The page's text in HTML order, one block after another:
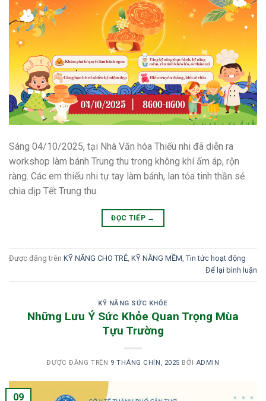
Sáng 04/10/2025, tại Nhà Văn hóa Thiếu nhi đã diễn ra
workshop làm bánh Trung thu trong không khí ấm áp, rộn
ràng. Các em thiếu nhi tự tay làm bánh, lan tỏa tinh thần sẻ
chia dịp Tết Trung thu.
ĐỌC TIẾP →
Được đăng trên KỸ NĂNG CHO TRẺ, KỸ NĂNG MỀM, Tin tức hoạt động
Để lại bình luận
KỸ NĂNG SỨC KHỎE
Những Lưu Ý Sức Khỏe Quan Trọng Mùa
Tựu Trường
ĐƯỢC ĐĂNG TRÊN 9 THÁNG CHÍN, 2025 BỞI ADMIN
09